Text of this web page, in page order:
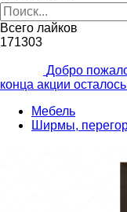
Всего лайков
171303
Добро
конца акции осталось
Мебель
Ширмы,